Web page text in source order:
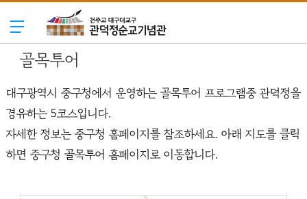
골목투어
대구광역시 중구청에서 운영하는 골목투어 프로그램중 관덕정을
경유하는 5코스입니다.
자세한 정보는 중구청 홈페이지를 참조하세요. 아래 지도를 클릭
하면 중구청 골목투어 홈페이지로 이동합니다.